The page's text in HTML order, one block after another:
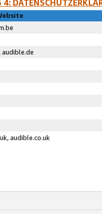
audible.de
audible.co.uk